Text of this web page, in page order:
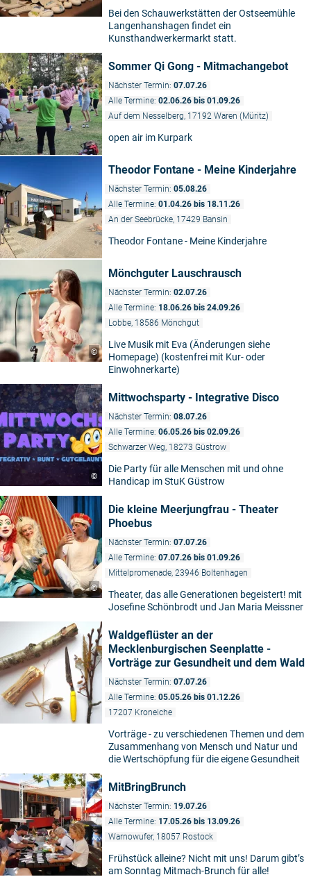
Bei den Schauwerkstätten der Ostseemühle
Langenhanshagen findet ein
Kunsthandwerkermarkt statt.
Sommer Qi Gong - Mitmachangebot
Nächster Termin: 07.07.26
Alle Termine: 02.06.26 bis 01.09.26
Auf dem Nesselberg, 17192 Waren (Müritz)
open air im Kurpark
Theodor Fontane - Meine Kinderjahre
Nächster Termin: 05.08.26
Alle Termine: 01.04.26 bis 18.11.26
An der Seebrücke, 17429 Bansin
Theodor Fontane - Meine Kinderjahre
©
Mönchguter Lauschrausch
Nächster Termin: 02.07.26
Alle Termine: 18.06.26 bis 24.09.26
Lobbe, 18586 Mönchgut
Live Musik mit Eva (Änderungen siehe
Homepage) (kostenfrei mit Kur- oder
Einwohnerkarte)
©
Mittwochsparty - Integrative Disco
Nächster Termin: 08.07.26
Alle Termine: 06.05.26 bis 02.09.26
Schwarzer Weg, 18273 Güstrow
Die Party für alle Menschen mit und ohne
Handicap im StuK Güstrow
©
Die kleine Meerjungfrau - Theater
Phoebus
Nächster Termin: 07.07.26
Alle Termine: 07.07.26 bis 01.09.26
Mittelpromenade, 23946 Boltenhagen
Theater, das alle Generationen begeistert! mit
Josefine Schönbrodt und Jan Maria Meissner
Waldgeflüster an der
Mecklenburgischen Seenplatte -
Vorträge zur Gesundheit und dem Wald
Nächster Termin: 07.07.26
Alle Termine: 05.05.26 bis 01.12.26
17207 Kroneiche
Vorträge - zu verschiedenen Themen und dem
Zusammenhang von Mensch und Natur und
die Wertschöpfung für die eigene Gesundheit
MitBringBrunch
Nächster Termin: 19.07.26
Alle Termine: 17.05.26 bis 13.09.26
Warnowufer, 18057 Rostock
Frühstück alleine? Nicht mit uns! Darum gibt’s
am Sonntag Mitmach-Brunch für alle!